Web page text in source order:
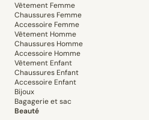
Vêtement Femme
Chaussures Femme
Accessoire Femme
Vêtement Homme
Chaussures Homme
Accessoire Homme
Vêtement Enfant
Chaussures Enfant
Accessoire Enfant
Bijoux
Bagagerie et sac
Beauté